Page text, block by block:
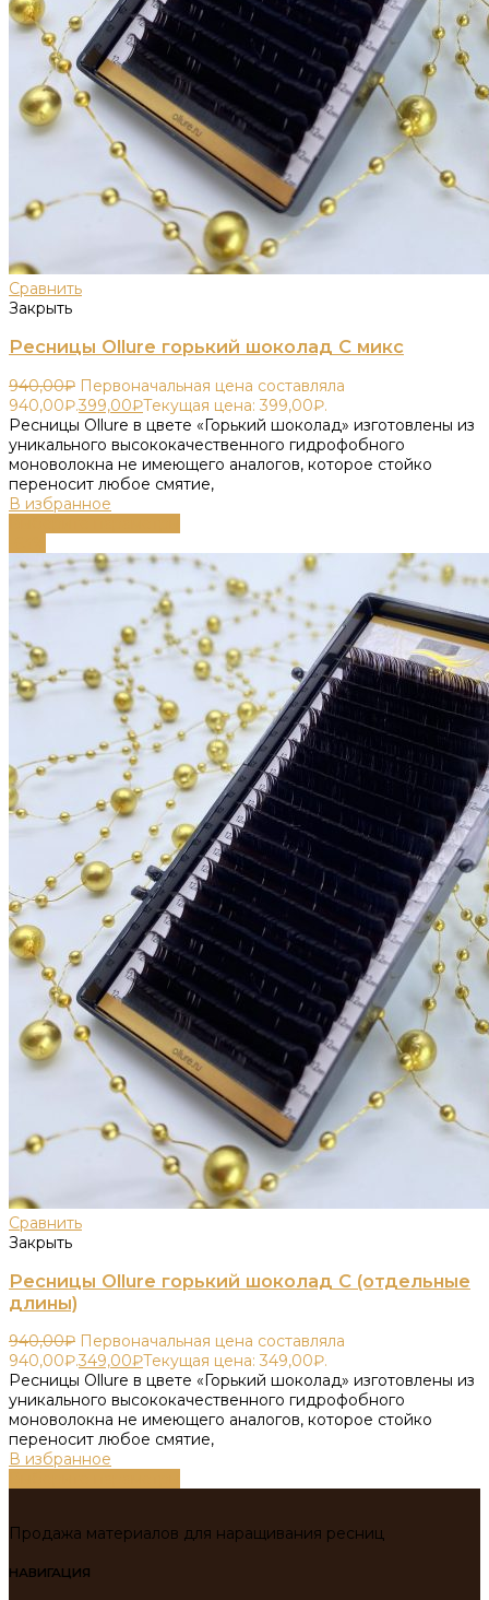
Сравнить
Закрыть
Ресницы Ollure горький шоколад C микс
940,00₽ Первоначальная цена составляла
940,00₽.399,00₽Текущая цена: 399,00₽.
Ресницы Ollure в цвете «Горький шоколад» изготовлены из
уникального высококачественного гидрофобного
моноволокна не имеющего аналогов, которое стойко
переносит любое смятие,
В избранное
Сравнить
Закрыть
Ресницы Ollure горький шоколад C (отдельные
длины)
940,00₽ Первоначальная цена составляла
940,00₽.349,00₽Текущая цена: 349,00₽.
Ресницы Ollure в цвете «Горький шоколад» изготовлены из
уникального высококачественного гидрофобного
моноволокна не имеющего аналогов, которое стойко
переносит любое смятие,
В избранное
Продажа материалов для наращивания ресниц
НАВИГАЦИЯ